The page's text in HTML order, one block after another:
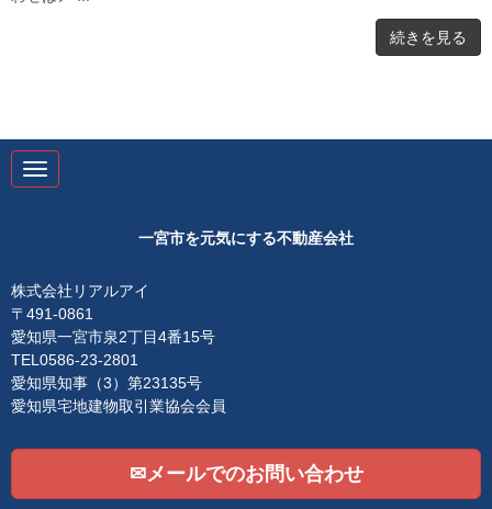
続きを見る
N
a
i
o
一宮市を元気にする不動産会社
株式会社リアルアイ
〒491-0861
愛知県一宮市泉2丁目4番15号
TEL0586-23-2801
愛知県知事（3）第23135号
愛知県宅地建物取引業協会会員
✉メールでのお問い合わせ